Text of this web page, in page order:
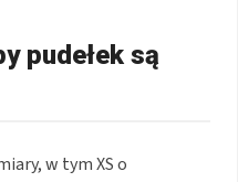
pudełek są
w tym XS o